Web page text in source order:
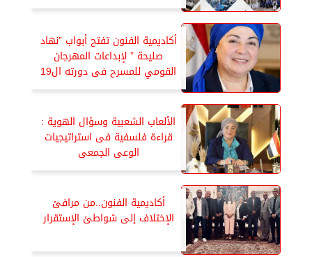
أكاديمية الفنون تفتح أبواب ”نهاد
صليحة ” لإبداعات المهرجان
القومي للمسرح فى دورته ال19
الألعاب الشعبية وسؤال الهوية :
قراءة فلسفية فى استراتيجيات
الوعى الجمعى
أكاديمية الفنون..من مرافئ
الإختلاف إلى شواطئ الإستقرار